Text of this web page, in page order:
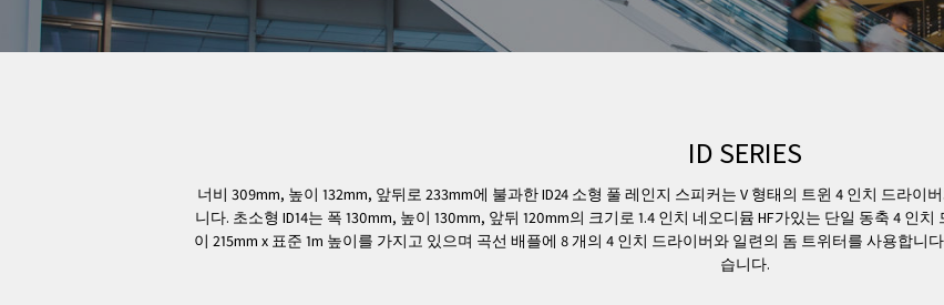
ID SERIES
너비 309mm, 높이 132mm, 앞뒤로 233mm에 불과한 ID24 소형 풀 레인지 스피커는 V 형태의 트윈 4 인치 드라
니다. 초소형 ID14는 폭 130mm, 높이 130mm, 앞뒤 120mm의 크기로 1.4 인치 네오디뮴 HF가있는 단일 동축 4 인
이 215mm x 표준 1m 높이를 가지고 있으며 곡선 배플에 8 개의 4 인치 드라이버와 일련의 돔 트위터를 사용합니다.
습니다.